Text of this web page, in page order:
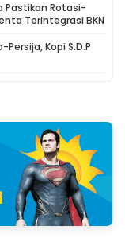
Pastikan Rotasi-
Terintegrasi BKN
Persija, Kopi S.D.P